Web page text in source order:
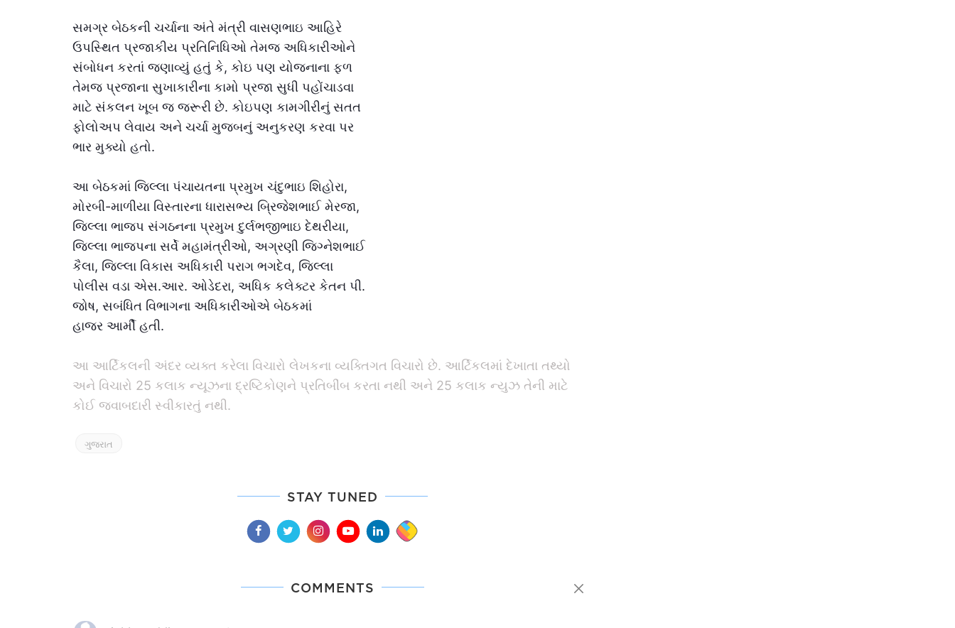
સમગ્ર બેઠકની ચર્ચાના અંતે મંત્રી વાસણભાઇ આહિરે
ઉપસ્થિત પ્રજાકીય પ્રતિનિધિઓ તેમજ અધિકારીઓને
સંબોધન કરતાં જણાવ્યું હતું કે, કોઇ પણ યોજનાના ફળ
તેમજ પ્રજાના સુખાકારીના કામો પ્રજા સુધી પહોંચાડવા
માટે સંકલન ખૂબ જ જરૂરી છે. કોઇપણ કામગીરીનું સતત
ફોલોઅપ લેવાય અને ચર્ચા મુજબનું અનુકરણ કરવા પર
ભાર મુક્યો હતો.
આ બેઠકમાં જિલ્લા પંચાયતના પ્રમુખ ચંદુભાઇ શિહોરા,
મોરબી-માળીયા વિસ્તારના ધારાસભ્ય બ્રિજેશભાઈ મેરજા,
જિલ્લા ભાજપ સંગઠનના પ્રમુખ દુર્લભજીભાઇ દેથરીયા,
જિલ્લા ભાજપના સર્વે મહામંત્રીઓ, અગ્રણી જિગ્નેશભાઈ
કૈલા, જિલ્લા વિકાસ અધિકારી પરાગ ભગદેવ, જિલ્લા
પોલીસ વડા એસ.આર. ઓડેદરા, અધિક કલેક્ટર કેતન પી.
જોષ, સબંધિત વિભાગના અધિકારીઓએ બેઠકમાં
હાજર આર્મી હતી.
આ આર્ટિકલની અંદર વ્યક્ત કરેલા વિચારો લેખકના વ્યક્તિગત વિચારો છે. આર્ટિકલમાં દેખાતા તથ્યો
અને વિચારો 25 કલાક ન્યૂઝના દ્રષ્ટિકોણને પ્રતિબીંબ કરતા નથી અને 25 કલાક ન્યુઝ તેની માટે
કોઈ જવાબદારી સ્વીકારતું નથી.
ગુજરાત
STAY TUNED
COMMENTS